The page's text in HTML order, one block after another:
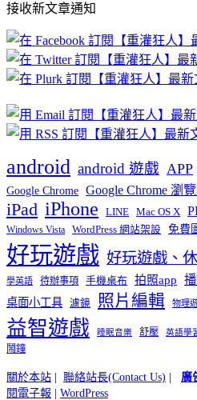
文
章
分
類
接收新文章通知
android android 遊戲 APP
Google Chrome Google Chrome 瀏
iPad iPhone LINE Mac OS X
Windows Vista WordPress 網站架設 免費
好玩遊戲 好玩遊戲、
學英語 待辦事項 手機桌布 拍照app
桌面小工具 濾鏡 照片編輯 物理
益智遊戲 睡眠音樂 舒壓 英語學
鬧鐘
關於本站 | 聯絡站長(Contact Us) | 廣
閱電子報 | WordPress